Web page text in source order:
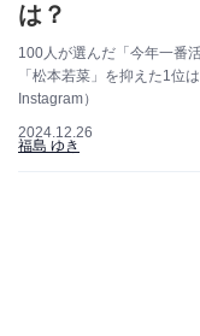
は？
100人が選んだ「今年一番
「松本若菜」を抑えた1位
Instagram）
2024.12.26
福島 ゆき